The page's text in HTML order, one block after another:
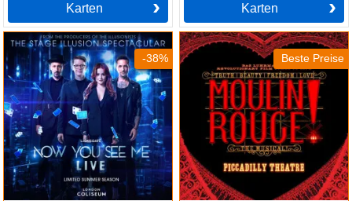
Karten Karten
-38%
Now You See Me
Beste Preise
Moulin Rouge! The Musical